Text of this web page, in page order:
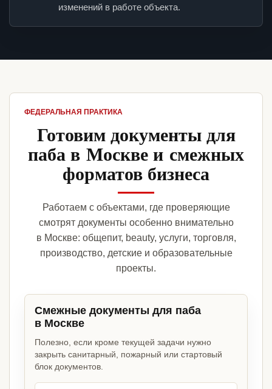
изменений в работе объекта.
ФЕДЕРАЛЬНАЯ ПРАКТИКА
Готовим документы для
паба в Москве и смежных
форматов бизнеса
Работаем с объектами, где проверяющие
смотрят документы особенно внимательно
в Москве: общепит, beauty, услуги, торговля,
производство, детские и образовательные
проекты.
Смежные документы для паба
в Москве
Полезно, если кроме текущей задачи нужно
закрыть санитарный, пожарный или стартовый
блок документов.